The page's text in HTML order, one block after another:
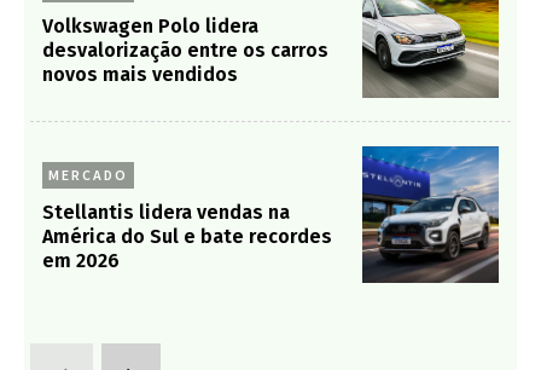
Volkswagen Polo lidera
desvalorização entre os carros
novos mais vendidos
MERCADO
Stellantis lidera vendas na
América do Sul e bate recordes
em 2026